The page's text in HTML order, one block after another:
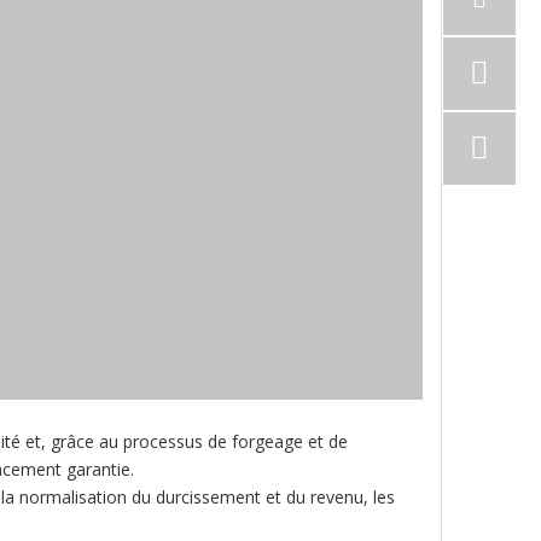
et, grâce au processus de forgeage et de
garantie.
normalisation du durcissement et du revenu, les